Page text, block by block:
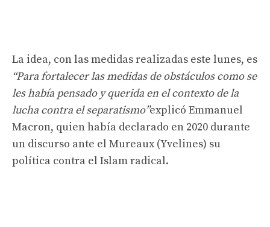
La idea, con las medidas realizadas este lunes, es
“Para fortalecer las medidas de obstáculos como se
les había pensado y querida en el contexto de la
lucha contra el separatismo”explicó Emmanuel
Macron, quien había declarado en 2020 durante
un discurso ante el Mureaux (Yvelines) su
política contra el Islam radical.